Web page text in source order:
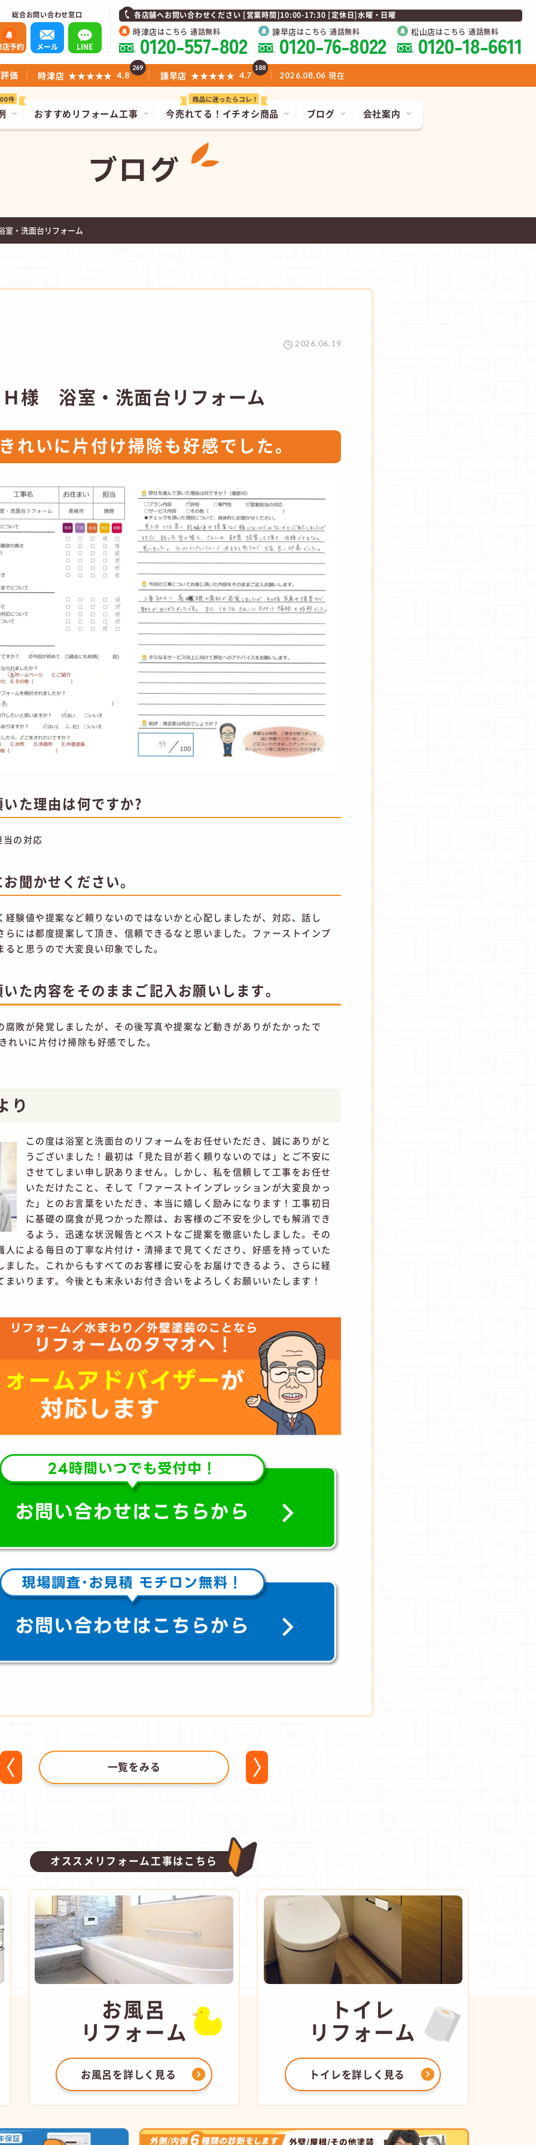
総合お問い合わせ窓口
店予約 メール LINE
各店舗へお問い合わせください [営業時間]10:00-17:30 [定休日]水曜・日曜
時津店はこちら 通話無料
0120-557-802 諫早店はこちら 通話無料
0120-76-8022 松山店はこちら 通話無料
0120-18-6611
今売れてる！ イチオシ商品
おすすめリフォーム工事 ブログ 会社案内
価 時津店 ★★★★★ 4.8
269
諫早店 ★★★★★ 4.7
188
2026.08.06 現在
ブログ
・洗面台リフォーム
2026.06.19
様 浴室・洗面台リフォーム
れいに片付け掃除も好感でした。
た理由は何ですか?
の対応
聞かせください。
経験値や提案など頼りないのではないかと心配しましたが、対応、話し
らには都度提案して頂き、信頼できるなと思いました。ファーストインプ
と思うので大変良い印象でした。
た内容をそのままご記入お願いします。
腐敗が発覚しましたが、その後写真や提案など動きがありがたかったで
れいに片付け掃除も好感でした。
り
この度は浴室と洗面台のリフォームをお任せいただき、誠にありがと
うございました！最初は「見た目が若く頼りないのでは」とご不安に
させてしまい申し訳ありません。しかし、私を信頼して工事をお任せ
いただけたこと、そして「ファーストインプレッションが大変良かっ
た」とのお言葉をいただき、本当に嬉しく励みになります！工事初日
に基礎の腐食が見つかった際は、お客様のご不安を少しでも解消でき
るよう、迅速な状況報告とベストなご提案を徹底いたしました。その
人による毎日の丁寧な片付け・清掃まで見てくださり、好感を持っていた
ました。これからもすべてのお客様に安心をお届けできるよう、さらに経
まいります。今後とも末永いお付き合いをよろしくお願いいたします！
一覧をみる
オススメリフォーム工事はこちら
お風呂
リフォーム
お風呂を詳しく見る
トイレ
リフォーム
トイレを詳しく見る